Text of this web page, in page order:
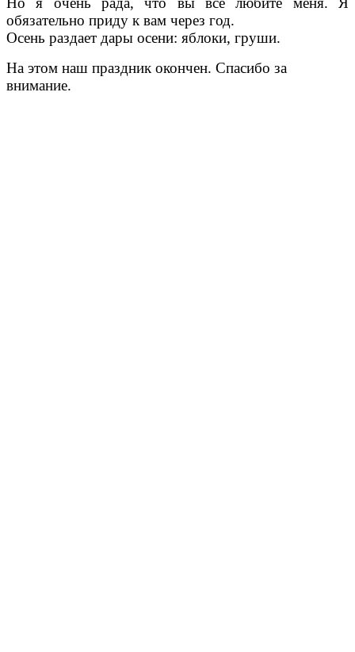
обязательно приду к вам через год.
Осень раздает дары осени: яблоки, груши.
На этом наш праздник окончен. Спасибо за
внимание.